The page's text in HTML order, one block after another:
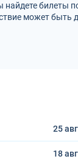
может быть
25
18